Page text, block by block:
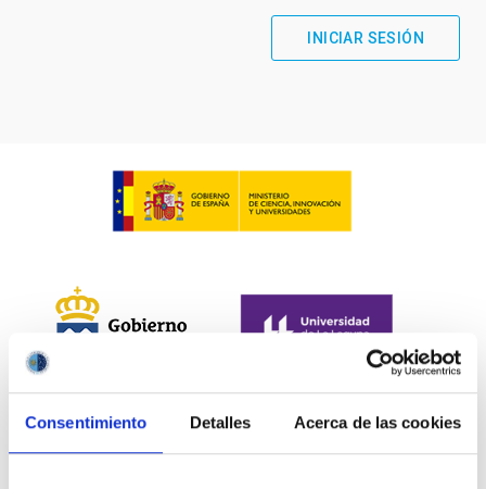
Consentimiento Detalles Acerca de las cookies